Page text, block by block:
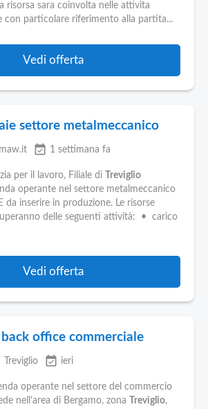
risorsa sara coinvolta nelle attivita
con particolare riferimento alla partita...
Vedi offerta
settore metalmeccanico
maw.it event_available 1 settimana fa
per il lavoro, Filiale di
Treviglio
operante nel settore metalmeccanico
da inserire in produzione. Le risorse
delle seguenti attività: • carico
Vedi offerta
office commerciale
Treviglio event_available ieri
operante nel settore del commercio
nell’area di Bergamo, zona
Treviglio,